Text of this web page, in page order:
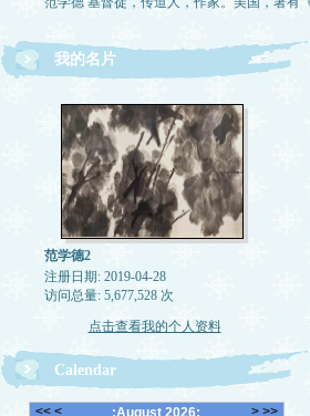
我的名片
范学德2
注册日期: 2019-04-28
访问总量: 5,677,528 次
点击查看我的个人资料
Calendar